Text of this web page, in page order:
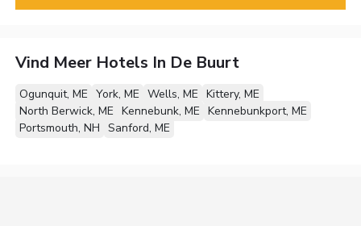
Vind Meer Hotels In De Buurt
Ogunquit, ME York, ME Wells, ME Kittery, ME
North Berwick, ME Kennebunk, ME Kennebunkport, ME
Portsmouth, NH Sanford, ME